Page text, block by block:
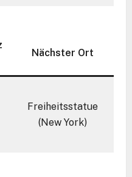
Nächster Ort
Freiheitsstatue
(New York)